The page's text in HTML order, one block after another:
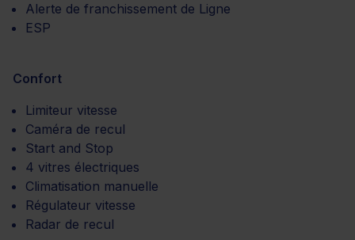
Alerte de franchissement de Ligne
ESP
Confort
Limiteur vitesse
Caméra de recul
Start and Stop
4 vitres électriques
Climatisation manuelle
Régulateur vitesse
Radar de recul